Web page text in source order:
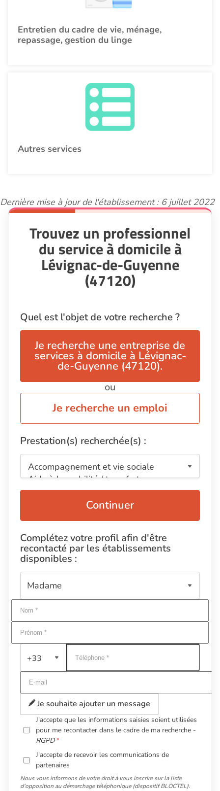
Entretien du cadre de vie, ménage,
repassage, gestion du linge
Autres services
Dernière mise à jour de l'établissement : 6 juillet 2022
Trouvez un professionnel
du service à domicile à
Lévignac-de-Guyenne
(47120)
Quel est l'objet de votre recherche ?
Je recherche une entreprise de
services à domicile à Lévignac-
de-Guyenne (47120).
ou
Je recherche un emploi
Prestation(s) recherchée(s) :
Continuer
Complétez votre profil afin d'être
recontacté par les établissements
disponibles :
+33
Je souhaite ajouter un message
J'accepte que les informations saisies soient utilisées
pour me recontacter dans le cadre de ma recherche -
RGPD
J'accepte de recevoir les communications de
partenaires
Nous vous informons de votre droit à vous inscrire sur la liste
d'opposition au démarchage téléphonique (dispositif BLOCTEL).